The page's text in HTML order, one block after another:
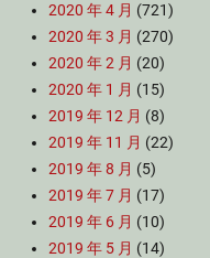
2020 年 4 月 (721)
2020 年 3 月 (270)
2020 年 2 月 (20)
2020 年 1 月 (15)
2019 年 12 月 (8)
2019 年 11 月 (22)
2019 年 8 月 (5)
2019 年 7 月 (17)
2019 年 6 月 (10)
2019 年 5 月 (14)